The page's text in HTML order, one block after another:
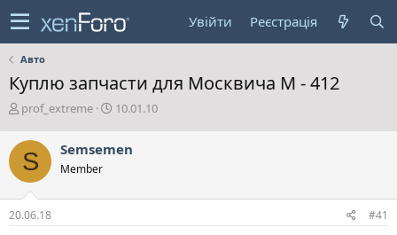
Увійти Реєстрація
Авто
Куплю запчасти для Москвича М - 412
А
т
о
р
т
е
м
prof_extreme
Д
а
в
10.01.10
S Semsemen
Member
20.06.18 #41